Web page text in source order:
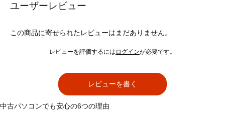
ユーザーレビュー
この商品に寄せられたレビューはまだありません。
レビューを評価するには ログインが必要です。
レビューを書く
中古パソコンでも安心の6つの理由